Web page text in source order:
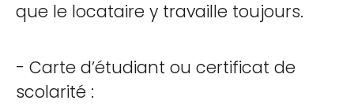
que le locataire y travaille toujours.
- Carte d’étudiant ou certificat de
scolarité :